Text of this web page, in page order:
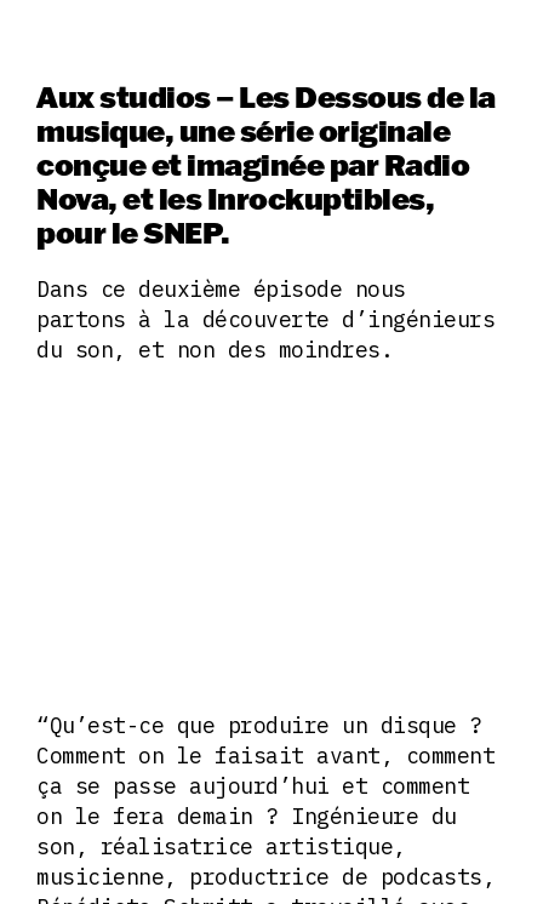
Aux studios – Les Dessous de la
musique, une série originale
conçue et imaginée par Radio
Nova, et les Inrockuptibles,
pour le SNEP.
Dans ce deuxième épisode nous
partons à la découverte d’ingénieurs
du son, et non des moindres.
“Qu’est-ce que produire un disque ?
Comment on le faisait avant, comment
ça se passe aujourd’hui et comment
on le fera demain ? Ingénieure du
son, réalisatrice artistique,
musicienne, productrice de podcasts,